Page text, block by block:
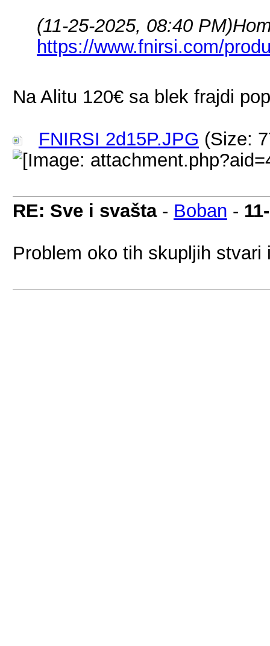
(11-25-2025, 08:40 PM)
https://www.fnirsi.com/
Na Alitu 120€ sa blek frajdi
FNIRSI 2d15P.JPG (Size:
RE: Sve i svašta- Boban -
Problem oko tih skupljih